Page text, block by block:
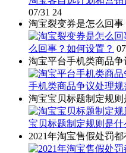
07/31 24
淘宝裂变券是怎么回事
么回事？如何设置？
淘宝平台手机类商品争
手机类商品争议处理规
淘宝宝贝标题制定规
宝贝标题制定规则是什
2021年淘宝售假处罚